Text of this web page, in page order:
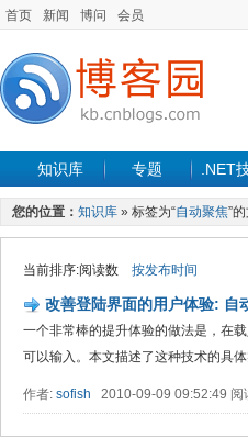
首页 新闻 博问 会员
知识库 专题 .NET
您的位置： 知识库 » 标签为“自动聚焦”
当前排序:阅读数 按发布时间
改善登陆界面的用户体验: 自
一个非常棒的提升体验的做法是，在
可以输入。本文描述了这种技术的具体
作者: sofish 2010-09-09 09:52:49 阅